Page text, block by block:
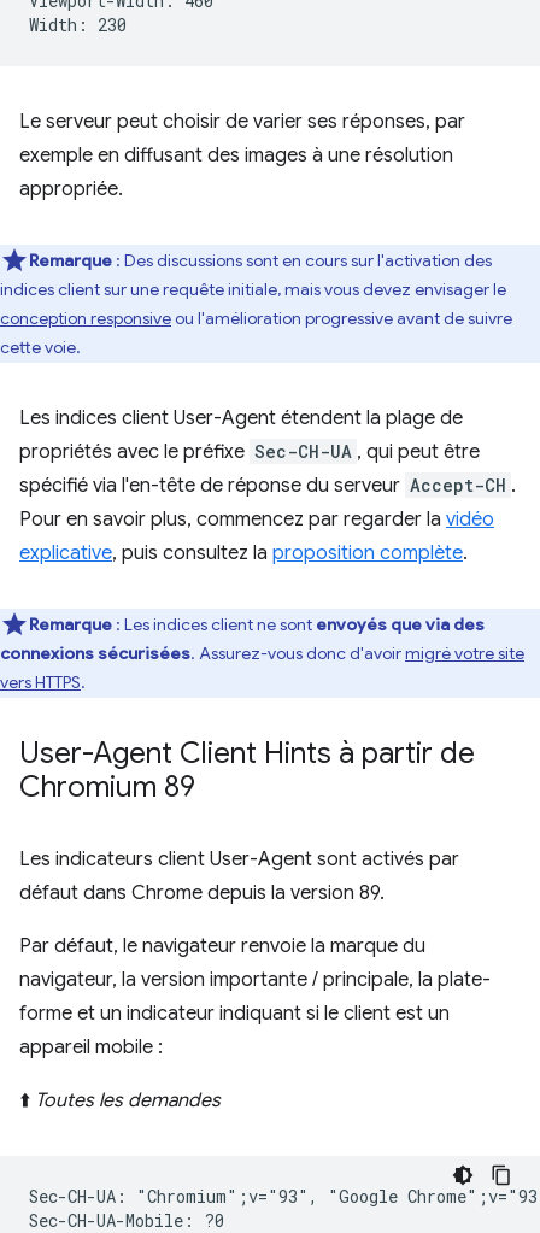
Le serveur peut choisir de varier ses réponses, par
exemple en diffusant des images à une résolution
appropriée.
Remarque : Des discussions sont en cours sur l'activation des
indices client sur une requête initiale, mais vous devez envisager le
conception responsiveou l'amélioration progressive avant de suivre
cette voie.
Les indices client User-Agent étendent la plage de
propriétés avec le préfixe Sec-CH-UA , qui peut être
spécifié via l'en-tête de réponse du serveur Accept-CH .
Pour en savoir plus, commencez par regarder la vidéo
explicative, puis consultez la proposition complète.
Remarque : Les indices client ne sont envoyés que via des
connexions sécurisées. Assurez-vous donc d'avoirmigré votre site
vers HTTPS.
User-Agent Client Hints à partir de
Chromium 89
Les indicateurs client User-Agent sont activés par
défaut dans Chrome depuis la version 89.
Par défaut, le navigateur renvoie la marque du
navigateur, la version importante / principale, la plate-
forme et un indicateur indiquant si le client est un
appareil mobile :
⬆️ Toutes les demandes
Sec-CH-UA: "Chromium";v="93", "Google
Sec-CH-UA-Mobile: ?0